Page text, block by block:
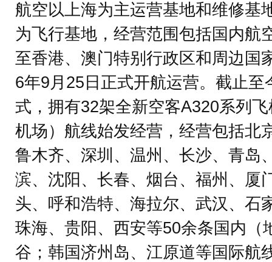
航空以上海为主运营基地和维修基
为飞行基地，经营范围包括国内航
至香港、澳门特别行政区和周边国
6年9月25日正式开航运营。截止
式，拥有32架全新空客A320系列
机场）航线始发经营，经营包括北
鲁木齐、深圳、温州、长沙、青岛
滨、沈阳、长春、烟台、福州、厦
头、呼和浩特、海拉尔、武汉、石
珠海、贵阳、西安等50余条国内
谷；韩国济州岛、江原道等国际航